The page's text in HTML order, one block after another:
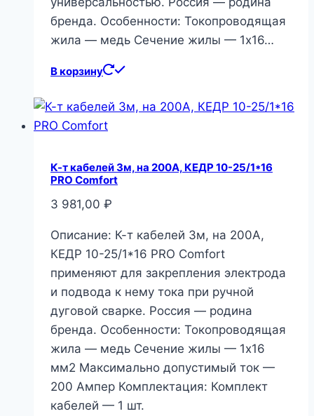
бренда. Особенности: Токопроводящая
жила — медь Сечение жилы — 1х16…
В корзину
К-т кабелей 3м, на 200А, КЕДР 10-25/1*16
PRO Comfort
3 981,00 ₽
Описание: К-т кабелей 3м, на 200А,
КЕДР 10-25/1*16 PRO Comfort
применяют для закрепления электрода
и подвода к нему тока при ручной
дуговой сварке. Россия — родина
бренда. Особенности: Токопроводящая
жила — медь Сечение жилы — 1х16
мм2 Максимально допустимый ток —
200 Ампер Комплектация: Комплект
кабелей — 1 шт.